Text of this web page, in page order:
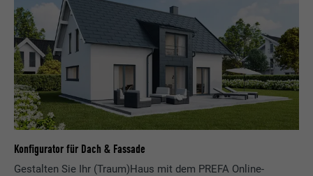
Konfigurator für Dach & Fassade
Gestalten Sie Ihr (Traum)Haus mit dem PREFA Online-